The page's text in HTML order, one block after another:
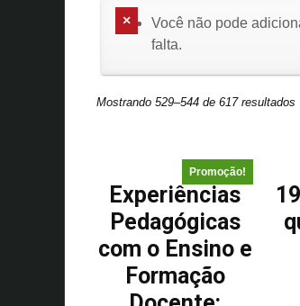
Você não pode
falta.
Mostrando 529–544 de 617 resultados
Promoção!
Experiências
Pedagógicas
com o Ensino e
Formação